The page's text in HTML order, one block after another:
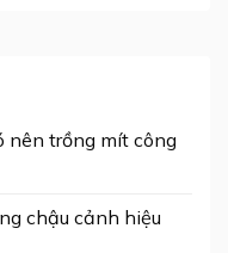
nên trồng mít công
chậu cảnh hiệu